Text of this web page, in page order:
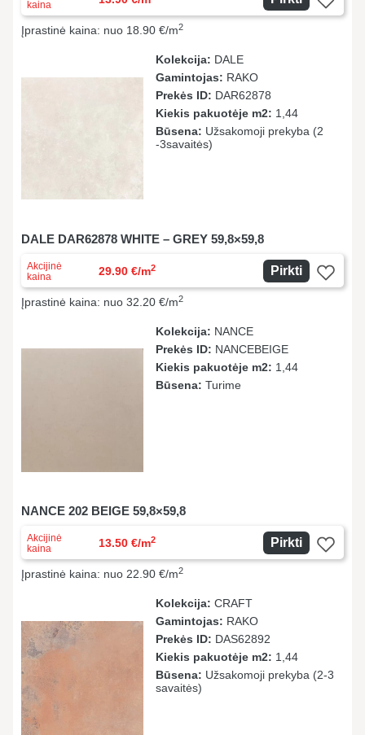
kaina
Įprastinė kaina: nuo 18.90 €/m2
Kolekcija: DALE
Gamintojas: RAKO
Prekės ID: DAR62878
Kiekis pakuotėje m2: 1,44
Būsena: Užsakomoji prekyba (2
-3savaitės)
DALE DAR62878 WHITE – GREY 59,8×59,8
Akcijinė
kaina
29.90 €/m2 Pirkti
Įprastinė kaina: nuo 32.20 €/m2
Kolekcija: NANCE
Prekės ID: NANCEBEIGE
Kiekis pakuotėje m2: 1,44
Būsena: Turime
NANCE 202 BEIGE 59,8×59,8
Akcijinė
kaina
13.50 €/m2 Pirkti
Įprastinė kaina: nuo 22.90 €/m2
Kolekcija: CRAFT
Gamintojas: RAKO
Prekės ID: DAS62892
Kiekis pakuotėje m2: 1,44
Būsena: Užsakomoji prekyba (2-3
savaitės)